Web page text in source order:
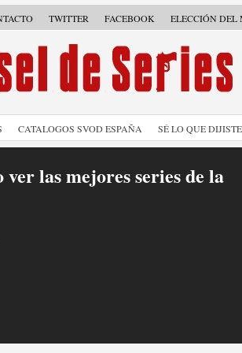
TWITTER FACEBOOK ELECCIÓN DEL
CATALOGOS SVOD ESPAÑA SÉ LO QUE
ver las mejores series de la